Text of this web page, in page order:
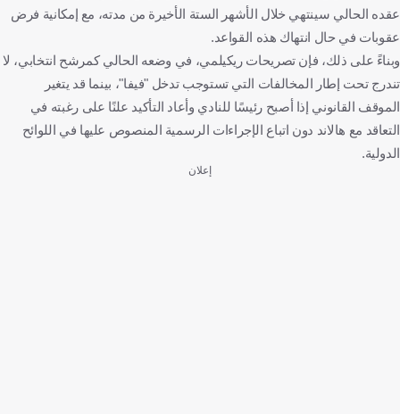
عقده الحالي سينتهي خلال الأشهر الستة الأخيرة من مدته، مع إمكانية فرض
عقوبات في حال انتهاك هذه القواعد.
وبناءً على ذلك، فإن تصريحات ريكيلمي، في وضعه الحالي كمرشح انتخابي، لا
تندرج تحت إطار المخالفات التي تستوجب تدخل "فيفا"، بينما قد يتغير
الموقف القانوني إذا أصبح رئيسًا للنادي وأعاد التأكيد علنًا على رغبته في
التعاقد مع هالاند دون اتباع الإجراءات الرسمية المنصوص عليها في اللوائح
الدولية.
إعلان